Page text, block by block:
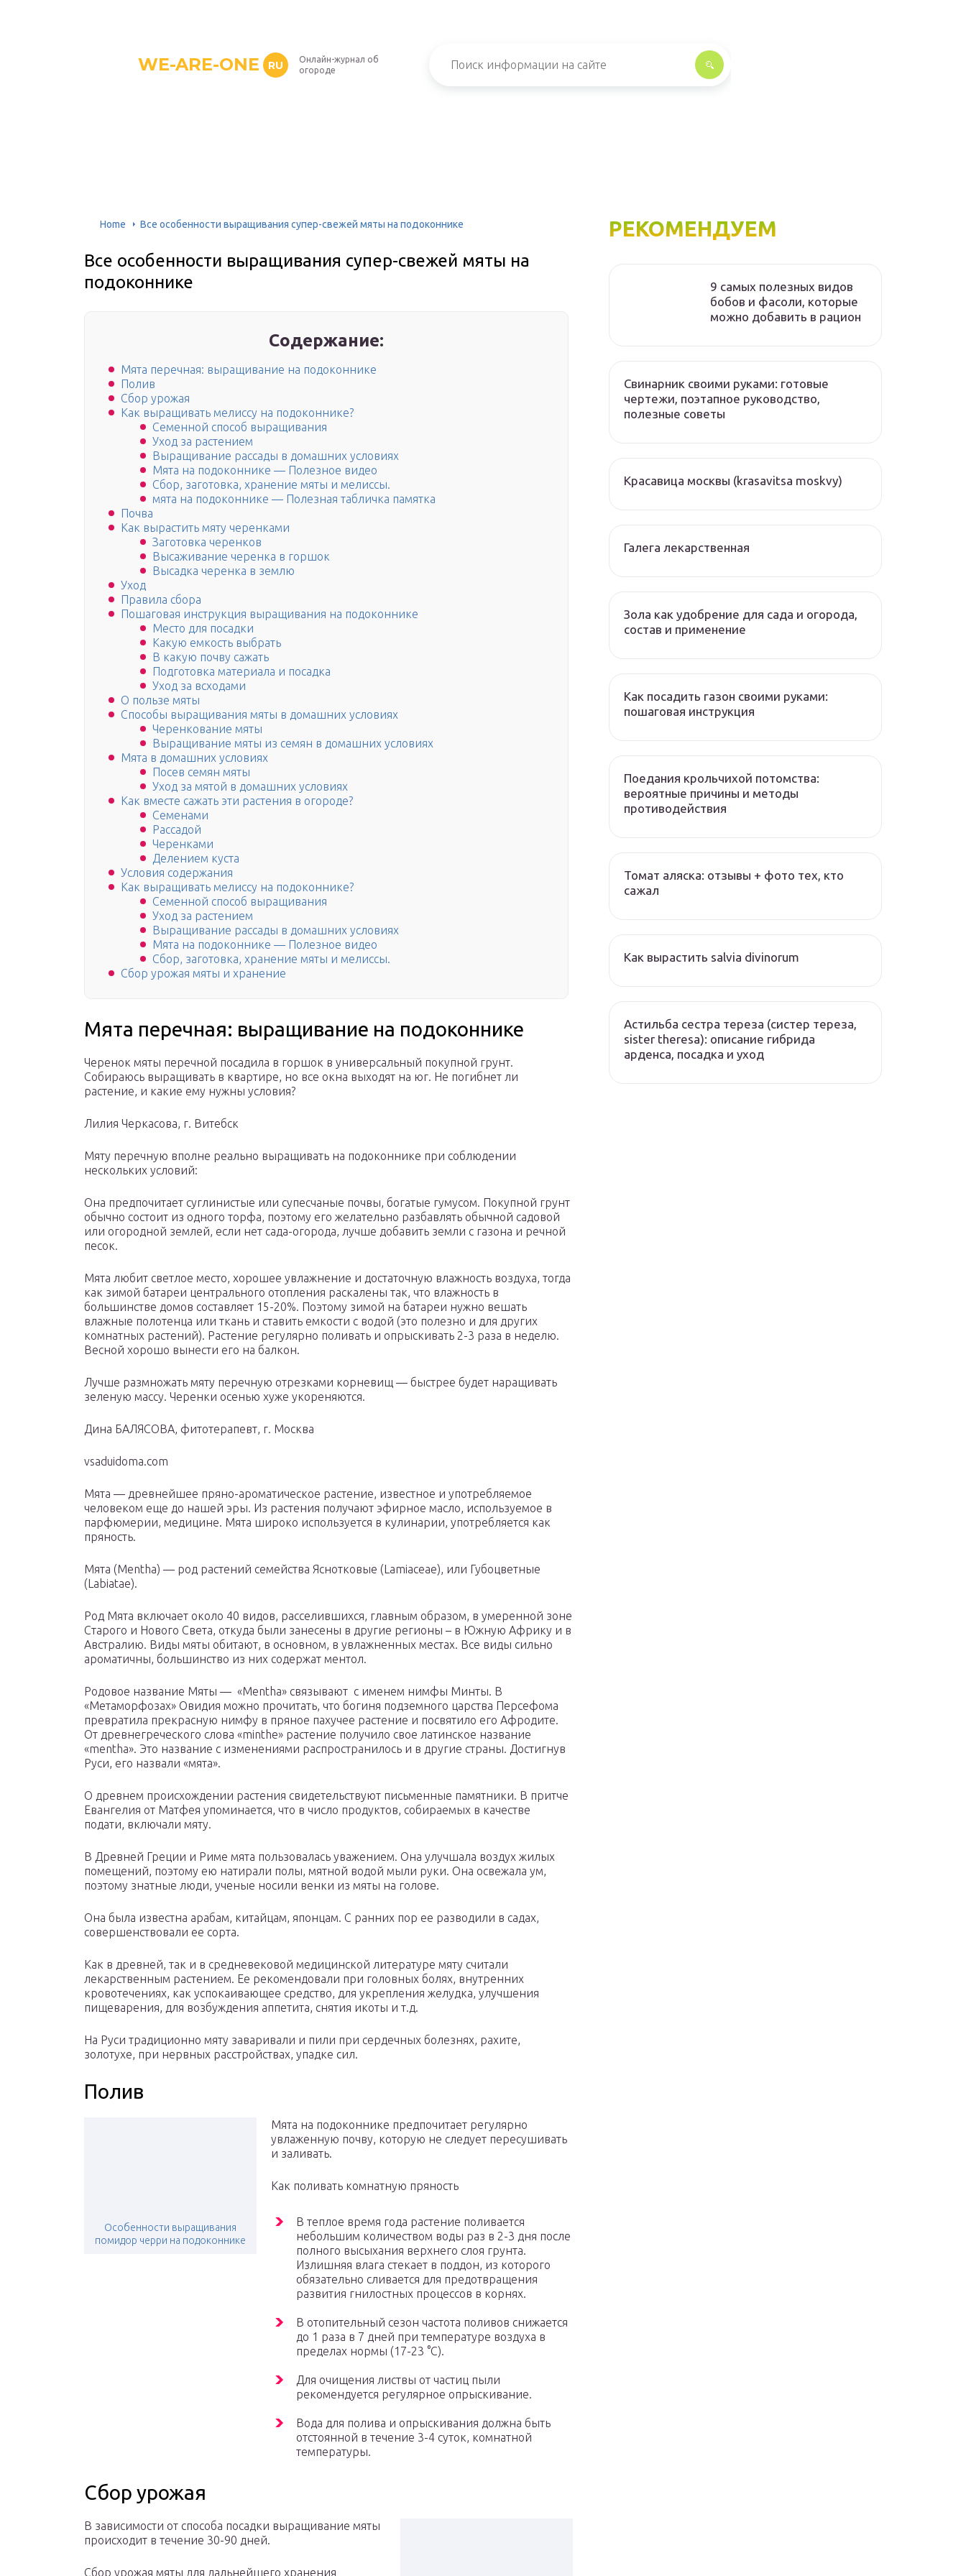
WE-ARE-ONE RU
Онлайн-журнал об
огороде
Home Все особенности выращивания супер-свежей мяты на подоконнике
Все особенности выращивания супер-свежей мяты на
подоконнике
Содержание:
Мята перечная: выращивание на подоконнике
Полив
Сбор урожая
Как выращивать мелиссу на подоконнике?
Семенной способ выращивания
Уход за растением
Выращивание рассады в домашних условиях
Мята на подоконнике — Полезное видео
Сбор, заготовка, хранение мяты и мелиссы.
мята на подоконнике — Полезная табличка памятка
Почва
Как вырастить мяту черенками
Заготовка черенков
Высаживание черенка в горшок
Высадка черенка в землю
Уход
Правила сбора
Пошаговая инструкция выращивания на подоконнике
Место для посадки
Какую емкость выбрать
В какую почву сажать
Подготовка материала и посадка
Уход за всходами
О пользе мяты
Способы выращивания мяты в домашних условиях
Черенкование мяты
Выращивание мяты из семян в домашних условиях
Мята в домашних условиях
Посев семян мяты
Уход за мятой в домашних условиях
Как вместе сажать эти растения в огороде?
Семенами
Рассадой
Черенками
Делением куста
Условия содержания
Как выращивать мелиссу на подоконнике?
Семенной способ выращивания
Уход за растением
Выращивание рассады в домашних условиях
Мята на подоконнике — Полезное видео
Сбор, заготовка, хранение мяты и мелиссы.
Сбор урожая мяты и хранение
Мята перечная: выращивание на подоконнике
Черенок мяты перечной посадила в горшок в универсальный покупной грунт.
Собираюсь выращивать в квартире, но все окна выходят на юг. Не погибнет ли
растение, и какие ему нужны условия?
Лилия Черкасова, г. Витебск
Мяту перечную вполне реально выращивать на подоконнике при соблюдении
нескольких условий:
Она предпочитает суглинистые или супесчаные почвы, богатые гумусом. Покупной грунт
обычно состоит из одного торфа, поэтому его желательно разбавлять обычной садовой
или огородной землей, если нет сада-огорода, лучше добавить земли с газона и речной
песок.
Мята любит светлое место, хорошее увлажнение и достаточную влажность воздуха, тогда
как зимой батареи центрального отопления раскалены так, что влажность в
большинстве домов составляет 15-20%. Поэтому зимой на батареи нужно вешать
влажные полотенца или ткань и ставить емкости с водой (это полезно и для других
комнатных растений). Растение регулярно поливать и опрыскивать 2-3 раза в неделю.
Весной хорошо вынести его на балкон.
Лучше размножать мяту перечную отрезками корневищ — быстрее будет наращивать
зеленую массу. Черенки осенью хуже укореняются.
Дина БАЛЯСОВА, фитотерапевт, г. Москва
vsaduidoma.com
Мята — древнейшее пряно-ароматическое растение, известное и употребляемое
человеком еще до нашей эры. Из растения получают эфирное масло, используемое в
парфюмерии, медицине. Мята широко используется в кулинарии, употребляется как
пряность.
Мята (Mentha) — род растений семейства Яснотковые (Lamiaceae), или Губоцветные
(Labiatae).
Род Мята включает около 40 видов, расселившихся, главным образом, в умеренной зоне
Старого и Нового Света, откуда были занесены в другие регионы – в Южную Африку и в
Австралию. Виды мяты обитают, в основном, в увлажненных местах. Все виды сильно
ароматичны, большинство из них содержат ментол.
Родовое название Мяты — «Mentha» связывают с именем нимфы Минты. В
«Метаморфозах» Овидия можно прочитать, что богиня подземного царства Персефома
превратила прекрасную нимфу в пряное пахучее растение и посвятило его Афродите.
От древнегреческого слова «minthe» растение получило свое латинское название
«mentha». Это название с изменениями распространилось и в другие страны. Достигнув
Руси, его назвали «мята».
О древнем происхождении растения свидетельствуют письменные памятники. В притче
Евангелия от Матфея упоминается, что в число продуктов, собираемых в качестве
подати, включали мяту.
В Древней Греции и Риме мята пользовалась уважением. Она улучшала воздух жилых
помещений, поэтому ею натирали полы, мятной водой мыли руки. Она освежала ум,
поэтому знатные люди, ученые носили венки из мяты на голове.
Она была известна арабам, китайцам, японцам. С ранних пор ее разводили в садах,
совершенствовали ее сорта.
Как в древней, так и в средневековой медицинской литературе мяту считали
лекарственным растением. Ее рекомендовали при головных болях, внутренних
кровотечениях, как успокаивающее средство, для укрепления желудка, улучшения
пищеварения, для возбуждения аппетита, снятия икоты и т.д.
На Руси традиционно мяту заваривали и пили при сердечных болезнях, рахите,
золотухе, при нервных расстройствах, упадке сил.
Полив
Особенности выращивания
помидор черри на подоконнике
Мята на подоконнике предпочитает регулярно
увлаженную почву, которую не следует пересушивать
и заливать.
Как поливать комнатную пряность
В теплое время года растение поливается
небольшим количеством воды раз в 2-3 дня после
полного высыхания верхнего слоя грунта.
Излишняя влага стекает в поддон, из которого
обязательно сливается для предотвращения
развития гнилостных процессов в корнях.
В отопительный сезон частота поливов снижается
до 1 раза в 7 дней при температуре воздуха в
пределах нормы (17-23 °C).
Для очищения листвы от частиц пыли
рекомендуется регулярное опрыскивание.
Вода для полива и опрыскивания должна быть
отстоянной в течение 3-4 суток, комнатной
температуры.
Сбор урожая
В зависимости от способа посадки выращивание мяты
происходит в течение 30-90 дней.
Сбор урожая мяты для дальнейшего хранения
РЕКОМЕНДУЕМ
9 самых полезных видов
бобов и фасоли, которые
можно добавить в рацион
Свинарник своими руками: готовые
чертежи, поэтапное руководство,
полезные советы
Красавица москвы (krasavitsa moskvy)
Галега лекарственная
Зола как удобрение для сада и огорода,
состав и применение
Как посадить газон своими руками:
пошаговая инструкция
Поедания крольчихой потомства:
вероятные причины и методы
противодействия
Томат аляска: отзывы + фото тех, кто
сажал
Как вырастить salvia divinorum
Астильба сестра тереза (систер тереза,
sister theresa): описание гибрида
арденса, посадка и уход